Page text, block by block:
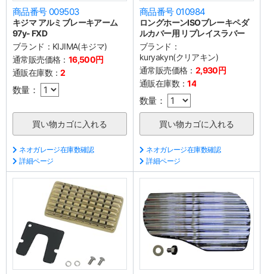
商品番号 009503
キジマ アルミブレーキアーム
97y- FXD
ブランド： KIJIMA(キジマ)
通常販売価格： 16,500円
通販在庫数：2
数量：
ネオガレージ在庫数確認
詳細ページ
商品番号 010984
ロングホーンISOブレーキペダ
ルカバー用 リプレイスラバー
ブランド：
kuryakyn(クリアキン)
通常販売価格： 2,930円
通販在庫数：14
数量：
ネオガレージ在庫数確認
詳細ページ